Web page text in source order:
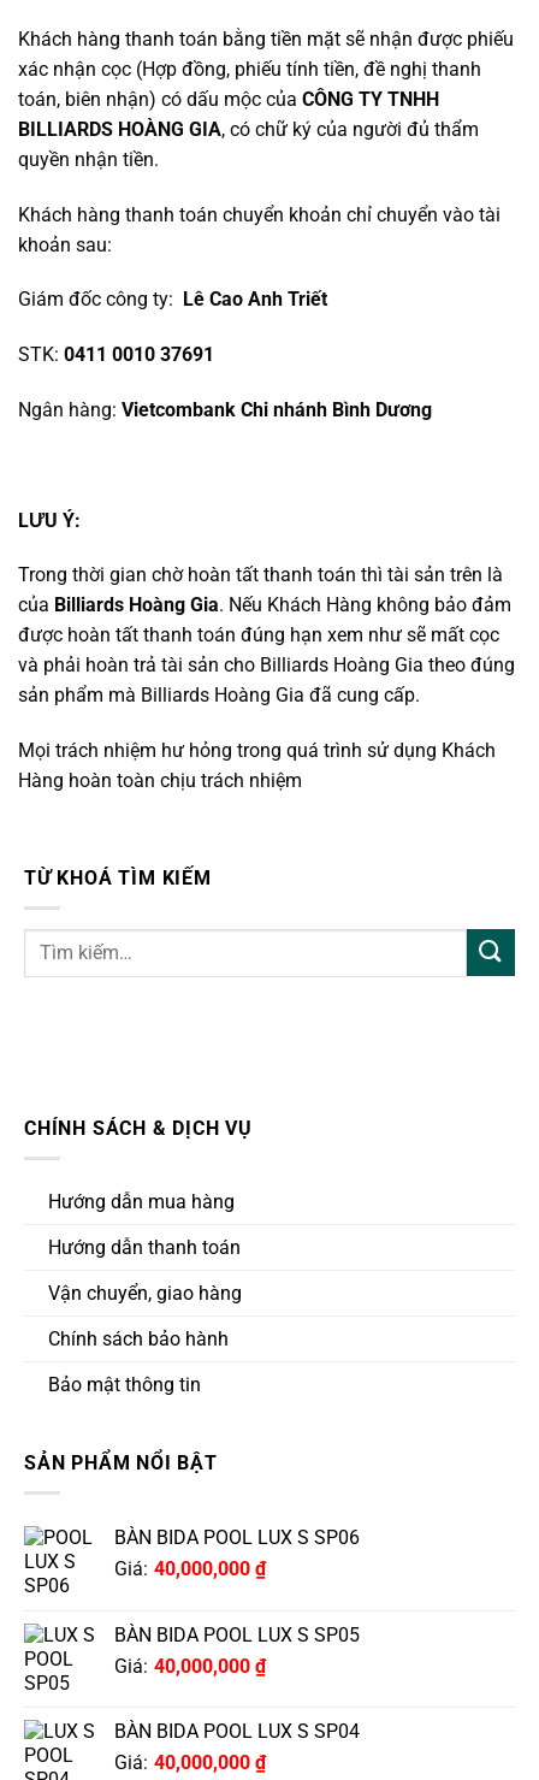
Khách hàng thanh toán bằng tiền mặt sẽ nhận được phiếu
xác nhận cọc (Hợp đồng, phiếu tính tiền, đề nghị thanh
toán, biên nhận) có dấu mộc của CÔNG TY TNHH
BILLIARDS HOÀNG GIA, có chữ ký của người đủ thẩm
quyền nhận tiền.
Khách hàng thanh toán chuyển khoản chỉ chuyển vào tài
khoản sau:
Giám đốc công ty: Lê Cao Anh Triết
STK: 0411 0010 37691
Ngân hàng: Vietcombank Chi nhánh Bình Dương
LƯU Ý:
Trong thời gian chờ hoàn tất thanh toán thì tài sản trên là
của Billiards Hoàng Gia. Nếu Khách Hàng không bảo đảm
được hoàn tất thanh toán đúng hạn xem như sẽ mất cọc
và phải hoàn trả tài sản cho Billiards Hoàng Gia theo đúng
sản phẩm mà Billiards Hoàng Gia đã cung cấp.
Mọi trách nhiệm hư hỏng trong quá trình sử dụng Khách
Hàng hoàn toàn chịu trách nhiệm
TỪ KHOÁ TÌM KIẾM
CHÍNH SÁCH & DỊCH VỤ
Hướng dẫn mua hàng
Hướng dẫn thanh toán
Vận chuyển, giao hàng
Chính sách bảo hành
Bảo mật thông tin
SẢN PHẨM NỔI BẬT
BÀN BIDA POOL LUX S SP06
Giá: 40,000,000 ₫
BÀN BIDA POOL LUX S SP05
Giá: 40,000,000 ₫
BÀN BIDA POOL LUX S SP04
Giá: 40,000,000 ₫